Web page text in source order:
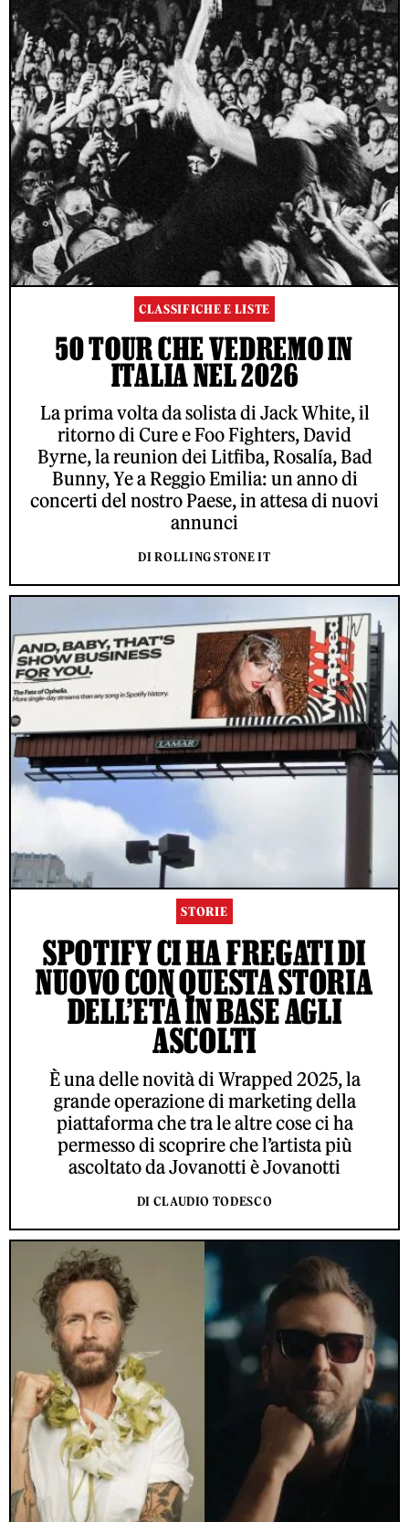
CLASSIFICHE E LISTE
50 TOUR CHE VEDREMO IN
ITALIA NEL 2026
La prima volta da solista di Jack White, il
ritorno di Cure e Foo Fighters, David
Byrne, la reunion dei Litfiba, Rosalía, Bad
Bunny, Ye a Reggio Emilia: un anno di
concerti del nostro Paese, in attesa di nuovi
annunci
DI ROLLING STONE IT
STORIE
SPOTIFY CI HA FREGATI DI
NUOVO CON QUESTA STORIA
DELL’ETÀ IN BASE AGLI
ASCOLTI
È una delle novità di Wrapped 2025, la
grande operazione di marketing della
piattaforma che tra le altre cose ci ha
permesso di scoprire che l’artista più
ascoltato da Jovanotti è Jovanotti
DI CLAUDIO TODESCO